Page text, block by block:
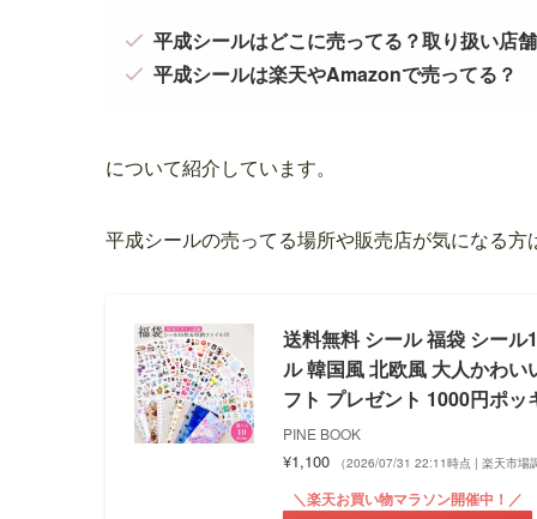
平成シールはどこに売ってる？取り扱い店舗
平成シールは楽天やAmazonで売ってる？
について紹介しています。
平成シールの売ってる場所や販売店が気になる
送料無料 シール 福袋 シー
ル 韓国風 北欧風 大人かわ
フト プレゼント 1000円ポッ
PINE BOOK
¥1,100 （2026/07/31 22:11時点 | 楽天市場
＼楽天お買い物マラソン開催中！／